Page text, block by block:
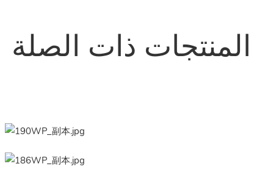
المنتجات ذات الصلة